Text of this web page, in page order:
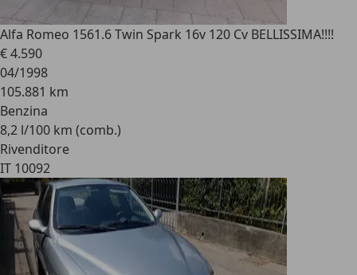
Alfa Romeo 1561.6 Twin Spark 16v 120 Cv BELLISSIMA!!!!
€ 4.590
04/1998
105.881 km
Benzina
8,2 l/100 km (comb.)
Rivenditore
IT 10092